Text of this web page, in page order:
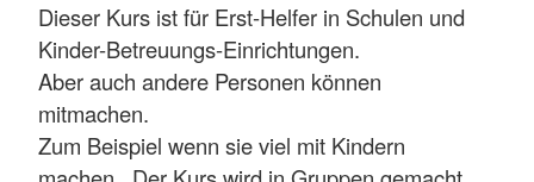
Dieser Kurs ist für Erst-Helfer in Schulen und
Kinder-Betreuungs-Einrichtungen.
Aber auch andere Personen können
mitmachen.
Zum Beispiel wenn sie viel mit Kindern